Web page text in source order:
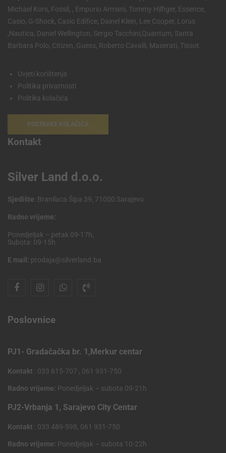
Michael Kors, Fossil, , Emporio Armani, Tommy Hilfiger, Essence,
Casio, G-Shock, Casio Edifice, Dainel Klein, Lee Cooper, Lorus
,Nautica, Daniel Wellington, Sergio Tacchini,Quantum, Santa
Barbara Polo, Citizen, Guess, Roberto Cavalli, Maserati, Tissot.
Uvjeti korištenja
Politika privatnosti
Politika kolačića
POSTAVKE KOLAČIĆA
Kontakt
Silver Land d.o.o.
Sjedište: Branilaca Šipa 39, 71000 Sarajevo
Radno vrijeme:
Ponedjeljak – petak 09-17h,
Subota: 09-15h
E mail: prodaja@silverland.ba
Poslovnice
PJ1- Gradačačka br. 1,Merkur centar
Kontakt : 033 615-707 , 061 931-750
Radno vrijeme: Ponedjeljak – subota 09-21h
PJ2-Vrbanja 1, Sarajevo City Centar
Kontakt : 033 489-598, 061 931-750
Radno vrijeme: Ponedjeljak – subota 10-22h